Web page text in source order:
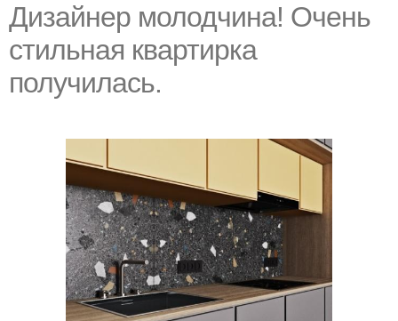
Дизайнер молодчина! Очень
стильная квартирка
получилась.